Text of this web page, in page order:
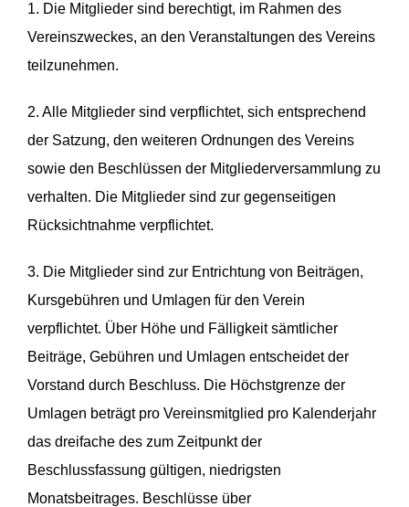
1. Die Mitglieder sind berechtigt, im Rahmen des
Vereinszweckes, an den Veranstaltungen des Vereins
teilzunehmen.
2. Alle Mitglieder sind verpflichtet, sich entsprechend
der Satzung, den weiteren Ordnungen des Vereins
sowie den Beschlüssen der Mitgliederversammlung zu
verhalten. Die Mitglieder sind zur gegenseitigen
Rücksichtnahme verpflichtet.
3. Die Mitglieder sind zur Entrichtung von Beiträgen,
Kursgebühren und Umlagen für den Verein
verpflichtet. Über Höhe und Fälligkeit sämtlicher
Beiträge, Gebühren und Umlagen entscheidet der
Vorstand durch Beschluss. Die Höchstgrenze der
Umlagen beträgt pro Vereinsmitglied pro Kalenderjahr
das dreifache des zum Zeitpunkt der
Beschlussfassung gültigen, niedrigsten
Monatsbeitrages. Beschlüsse über